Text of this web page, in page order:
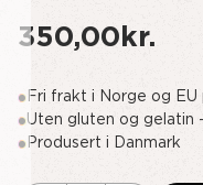
350,00kr.
Fri frakt i Norge og
Uten gluten og gelatin
Produsert i Danmark